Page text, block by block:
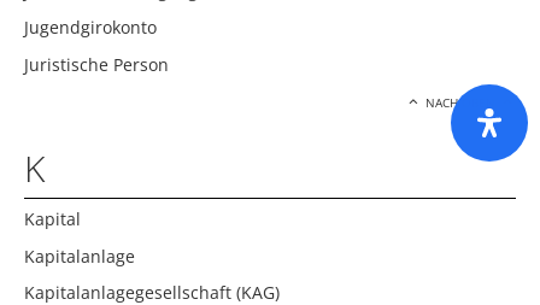
Jugendgirokonto
Juristische Person
NACH OBEN
K
Kapital
Kapitalanlage
Kapitalanlagegesellschaft (KAG)